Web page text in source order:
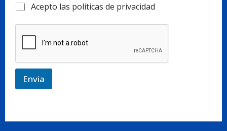
Acepto las políticas de privacidad
Envia